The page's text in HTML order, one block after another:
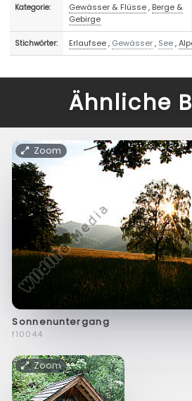
Kategorie: Gewässer & Flüsse, Berge &
Gebirge
Stichwörter: Erlaufsee, Gewässer, See,
Ähnliche
Zoom
Sonnenuntergang
f10044
Zoom